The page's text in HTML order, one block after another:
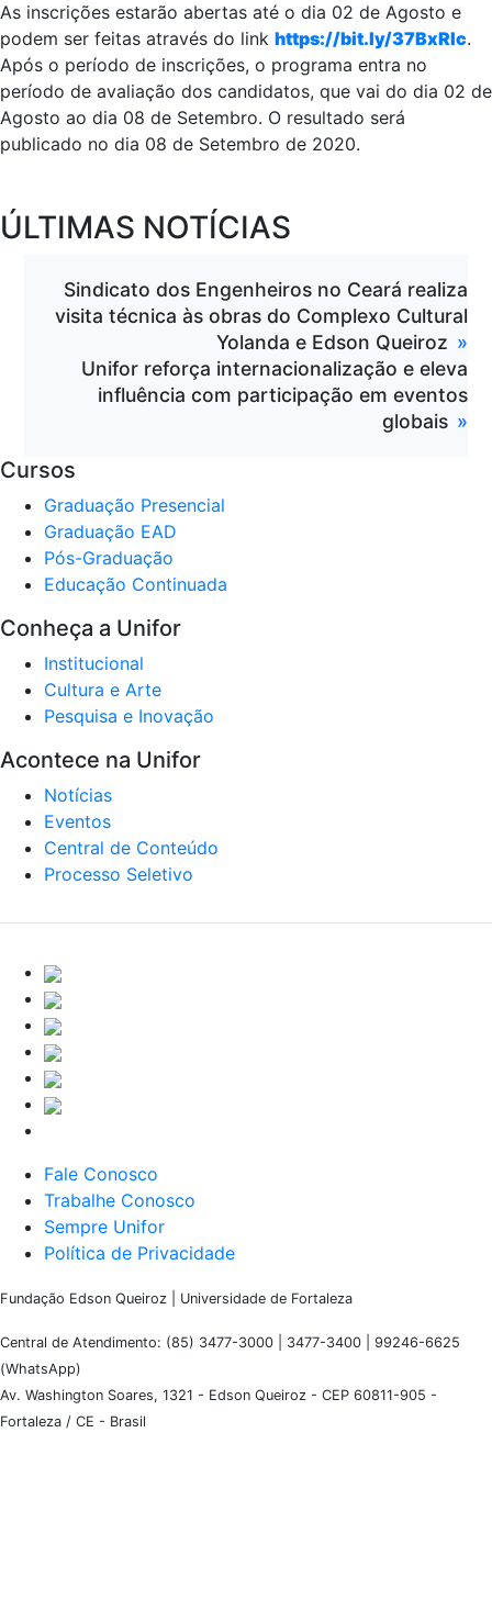
As inscrições estarão abertas até o dia 02 de Agosto e
podem ser feitas através do link https://bit.ly/37BxRIc.
Após o período de inscrições, o programa entra no
período de avaliação dos candidatos, que vai do dia 02 de
Agosto ao dia 08 de Setembro. O resultado será
publicado no dia 08 de Setembro de 2020.
ÚLTIMAS NOTÍCIAS
Sindicato dos Engenheiros no Ceará realiza
visita técnica às obras do Complexo Cultural
Yolanda e Edson Queiroz
Unifor reforça internacionalização e eleva
influência com participação em eventos
globais
Cursos
Graduação Presencial
Graduação EAD
Pós-Graduação
Educação Continuada
Conheça a Unifor
Institucional
Cultura e Arte
Pesquisa e Inovação
Acontece na Unifor
Notícias
Eventos
Central de Conteúdo
Processo Seletivo
Fale Conosco
Trabalhe Conosco
Sempre Unifor
Política de Privacidade
Fundação Edson Queiroz | Universidade de Fortaleza
Central de Atendimento: (85) 3477-3000 | 3477-3400 | 99246-6625
(WhatsApp)
Av. Washington Soares, 1321 - Edson Queiroz - CEP 60811-905 -
Fortaleza / CE - Brasil